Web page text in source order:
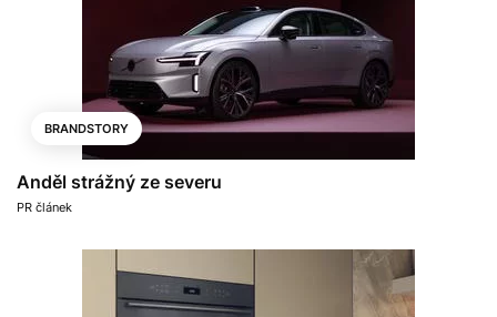
BRANDSTORY
Anděl strážný ze severu
PR článek